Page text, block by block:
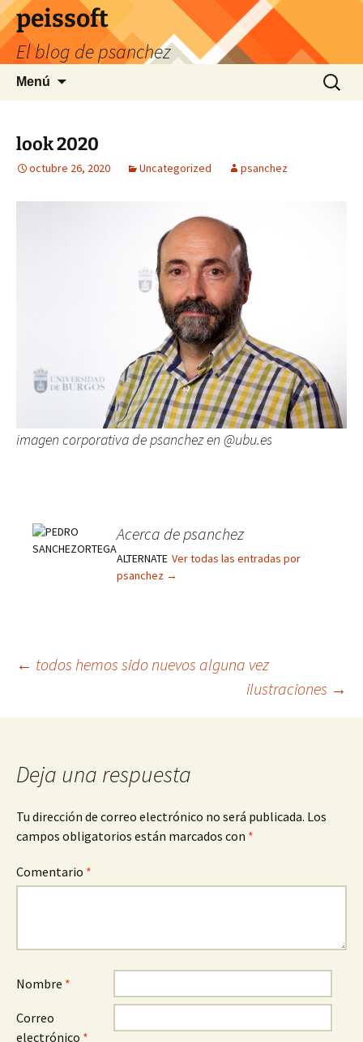
Saltar
al
contenido
peissoft
El blog de psanchez
Menú Buscar:
look 2020
octubre 26, 2020 Uncategorized psanchez
imagen corporativa de psanchez en @ubu.es
Acerca de psanchez
ALTERNATE Ver todas las entradas por
psanchez →
Navegación
de
entradas
← todos hemos sido nuevos alguna vez
ilustraciones →
Deja una respuesta
Tu dirección de correo electrónico no será publicada. Los
campos obligatorios están marcados con *
Comentario *
Nombre *
Correo
electrónico *